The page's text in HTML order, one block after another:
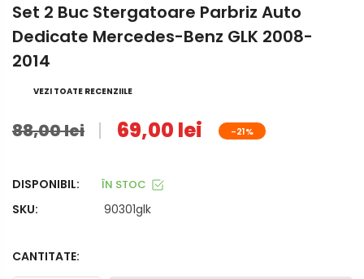
Set 2 Buc Stergatoare Parbriz Auto
Dedicate Mercedes-Benz GLK 2008-
2014
VEZI TOATE RECENZIILE
88,00 lei 69,00 lei -21%
DISPONIBIL: ÎN STOC
SKU: 90301glk
CANTITATE: